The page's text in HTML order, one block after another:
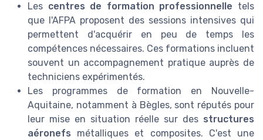
Les centres de formation professionnelle tels
que l'AFPA proposent des sessions intensives qui
permettent d'acquérir en peu de temps les
compétences nécessaires. Ces formations incluent
souvent un accompagnement pratique auprès de
techniciens expérimentés.
Les programmes de formation en Nouvelle-
Aquitaine, notamment à Bègles, sont réputés pour
leur mise en situation réelle sur des structures
aéronefs métalliques et composites. C'est une